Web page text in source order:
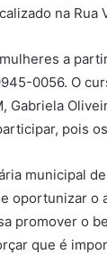
na Rua
a
0056. O
Gabriela
pois
municipal
oportunizar o
promover o
que é